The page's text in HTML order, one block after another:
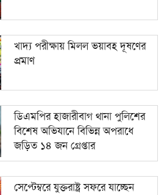
খাদ্য পরীক্ষায় মিলল ভয়াবহ দূষণের
প্রমাণ
ডিএমপির হাজারীবাগ থানা পুলিশের
বিশেষ অভিযানে বিভিন্ন অপরাধে
জড়িত ১৪ জন গ্রেপ্তার
সেপ্টেম্বরে যুক্তরাষ্ট্র সফরে যাচ্ছেন